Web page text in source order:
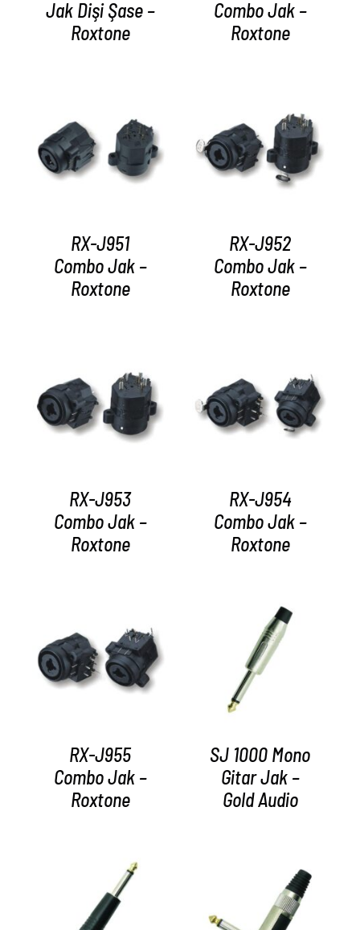
Jak Dişi Şase –
Roxtone
Combo Jak –
Roxtone
AYRINTILAR
RX-J951
Combo Jak –
Roxtone
AYRINTILAR
RX-J952
Combo Jak –
Roxtone
AYRINTILAR
RX-J953
Combo Jak –
Roxtone
AYRINTILAR
RX-J954
Combo Jak –
Roxtone
AYRINTILAR
RX-J955
Combo Jak –
Roxtone
AYRINTILAR
SJ 1000 Mono
Gitar Jak –
Gold Audio
AYRINTILAR AYRINTILAR